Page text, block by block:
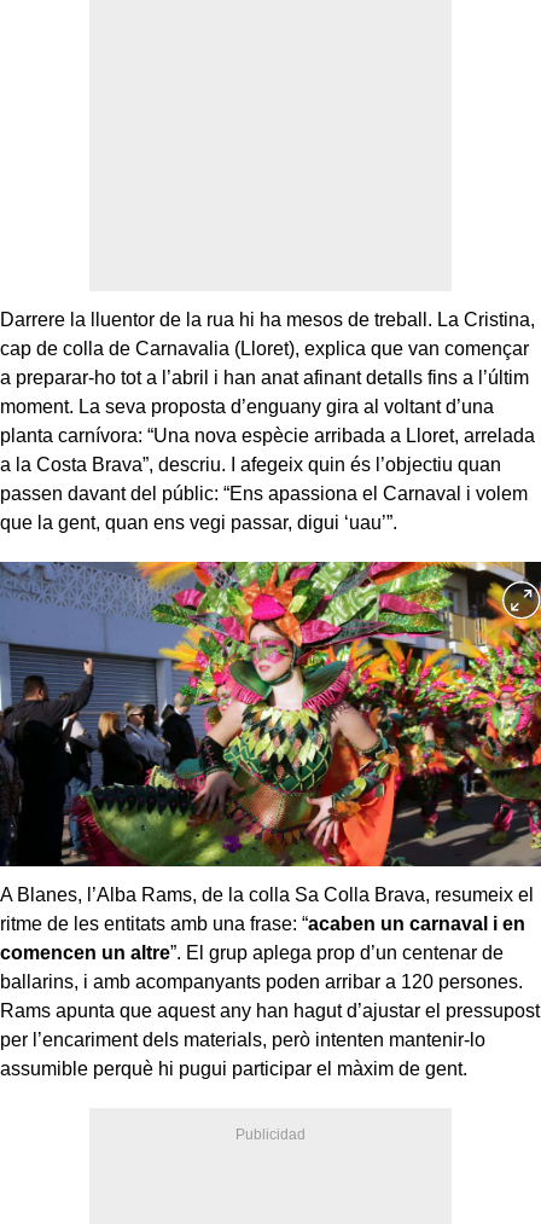
Darrere la lluentor de la rua hi ha mesos de treball. La Cristina,
cap de colla de Carnavalia (Lloret), explica que van començar
a preparar-ho tot a l’abril i han anat afinant detalls fins a l’últim
moment. La seva proposta d’enguany gira al voltant d’una
planta carnívora: “Una nova espècie arribada a Lloret, arrelada
a la Costa Brava”, descriu. I afegeix quin és l’objectiu quan
passen davant del públic: “Ens apassiona el Carnaval i volem
que la gent, quan ens vegi passar, digui ‘uau’”.
A Blanes, l’Alba Rams, de la colla Sa Colla Brava, resumeix el
ritme de les entitats amb una frase: “acaben un carnaval i en
comencen un altre”. El grup aplega prop d’un centenar de
ballarins, i amb acompanyants poden arribar a 120 persones.
Rams apunta que aquest any han hagut d’ajustar el pressupost
per l’encariment dels materials, però intenten mantenir-lo
assumible perquè hi pugui participar el màxim de gent.